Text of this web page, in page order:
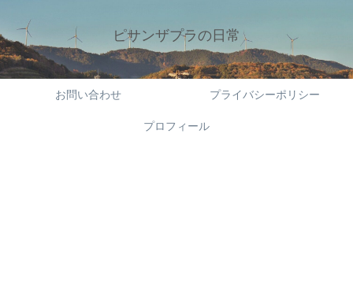
ピサンザプラの日常
お問い合わせ プライバシーポリシー
プロフィール